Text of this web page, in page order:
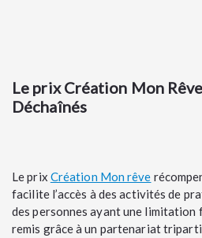
Le prix Création Mon
Déchaînés
Le prix Création Mon rêve
facilite l’accès à des activités de
des personnes ayant une
remis grâce à un partenariat